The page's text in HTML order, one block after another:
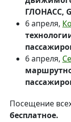
ГЛОНАСС,
6 апреля,
6 апреля,
Посещение
бесплатное.